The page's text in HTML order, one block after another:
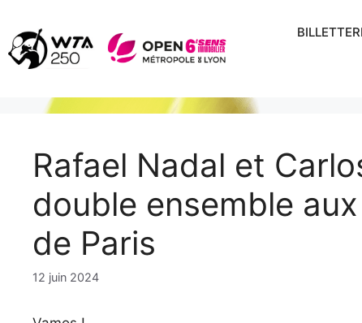
contenu
Rafael Nadal et
double ensemble
de Paris
12 juin 2024